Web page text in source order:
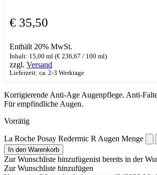
€ 35,50
Enthält 20% MwSt.
Inhalt: 15,00 ml (€ 236,67 / 100 ml)
zzgl. Versand
Lieferzeit: ca. 2-3 Werktage
Korrigierende Anti-Age Augenpflege. Anti-
Für empfindliche Augen.
Vorrätig
La Roche Posay Redermic R Augen Menge
In den Warenkorb
Zur Wunschliste hinzufügenist bereits in der
Zur Wunschliste hinzufügen